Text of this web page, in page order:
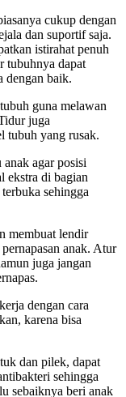
cukup dengan
dan suportif saja.
istirahat penuh
tubuhnya dapat
dengan baik.
guna melawan
juga
tubuh yang rusak.
agar posisi
ekstra di bagian
sehingga
membuat lendir
anak. Atur
juga jangan
dengan cara
karena bisa
dan pilek, dapat
sehingga
sebaiknya beri anak